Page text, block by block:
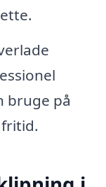
bruge på